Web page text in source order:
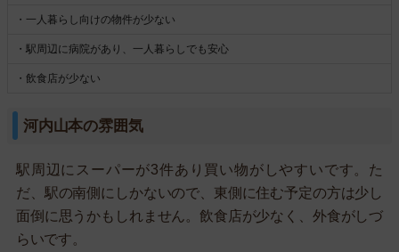
・一人暮らし向けの物件が少ない
・駅周辺に病院があり、一人暮らしでも安心
・飲食店が少ない
河内山本の雰囲気
駅周辺にスーパーが3件あり買い物がしやすいです。た
だ、駅の南側にしかないので、東側に住む予定の方は少し
面倒に思うかもしれません。飲食店が少なく、外食がしづ
らいです。